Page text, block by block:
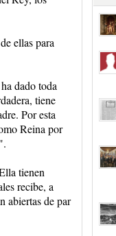
ellas para
dado toda
tiene
Por esta
Reina por
tienen
recibe, a
abiertas de par